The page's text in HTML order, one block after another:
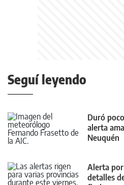
Seguí leyendo
Duró
alerta
Neuquén
Alerta
detalles